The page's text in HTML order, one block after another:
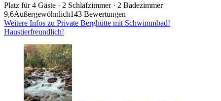
Platz für 4 Gäste · 2 Schlafzimmer · 2 Badezimmer
9,6Außergewöhnlich143 Bewertungen
Weitere Infos zu Private Berghütte mit Schwimmbad!
Haustierfreundlich!